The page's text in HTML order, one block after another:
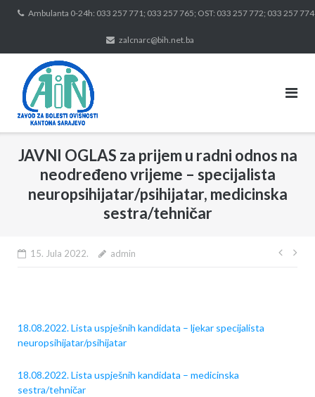
Ambulanta 0-24h: 033 257 771; 033 257 765; OST: 033 257 772; 033 257 774
zalcnarc@bih.net.ba
JAVNI OGLAS za prijem u radni odnos na
neodređeno vrijeme – specijalista
neuropsihijatar/psihijatar, medicinska
sestra/tehničar
15. Jula 2022. admin
18.08.2022. Lista uspješnih kandidata – ljekar specijalista
neuropsihijatar/psihijatar
18.08.2022. Lista uspješnih kandidata – medicinska
sestra/tehničar